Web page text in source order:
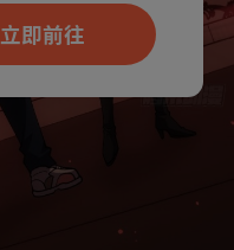
立即前往